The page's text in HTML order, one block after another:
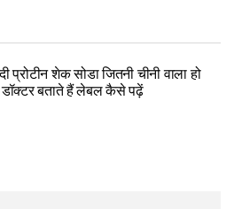
प्रोटीन शेक सोडा जितनी चीनी वाला हो
बताते हैं लेबल कैसे पढ़ें